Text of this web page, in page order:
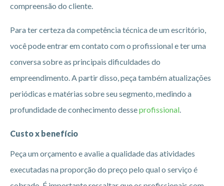
compreensão do cliente.
Para ter certeza da competência técnica de um escritório,
você pode entrar em contato com o profissional e ter uma
conversa sobre as principais dificuldades do
empreendimento. A partir disso, peça também atualizações
periódicas e matérias sobre seu segmento, medindo a
profundidade de conhecimento desseprofissional.
Custo x benefício
Peça um orçamento e avalie a qualidade das atividades
executadas na proporção do preço pelo qual o serviço é